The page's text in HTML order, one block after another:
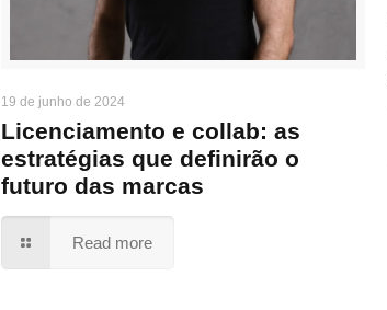
19 de junho de 2024
Licenciamento e collab: as
estratégias que definirão o
futuro das marcas
Read more